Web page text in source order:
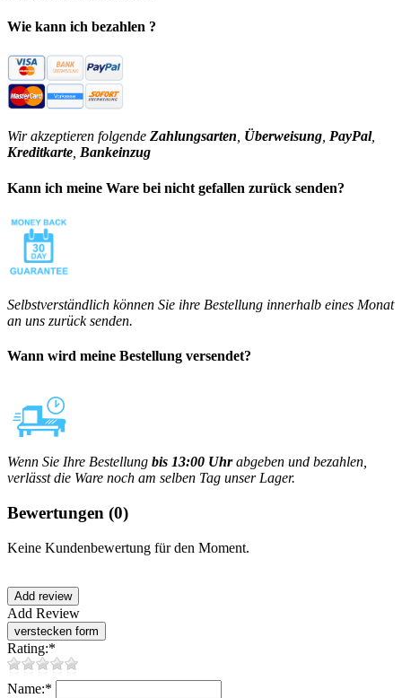
Wie kann ich bezahlen ?
Wir akzeptieren folgende Zahlungsarten Überweisung PayPal,
Kreditkarte Bankeinzug
Kann ich meine Ware bei nicht gefallen zurück senden?
Selbstverständlich können Sie ihre Bestellung innerhalb eines Monat
an uns zurück senden.
Wann wird meine Bestellung versendet?
Wenn Sie Ihre Bestellung bis 13:00 Uhrabgeben und bezahlen,
verlässt die Ware noch am selben Tag unser Lager.
Bewertungen (0)
Keine Kundenbewertung für den Moment.
Add Review
Rating:*
Name:*